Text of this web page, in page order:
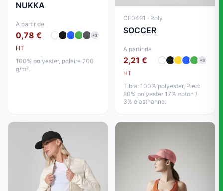
NUKKA
A partir de
0,78 €
HT
+3
100% polyester, polaire 200
g/m².
CE0491 · Roly
SOCCER
A partir de
2,21 €
HT
+3
Tibia: 100% polyester, Pied:
80% polyester 17% coton /
3% élasthanne.